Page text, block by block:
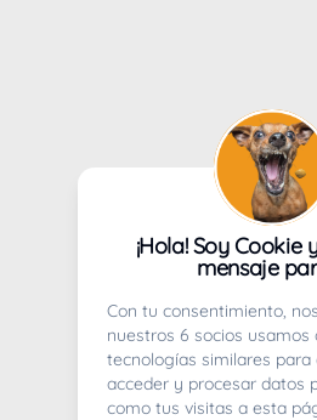
¡Hola! Soy Cookie
mensaje
Con tu consentimiento,
nuestros 6 socios usamos
tecnologías similares para
acceder y procesar datos
como tus visitas a esta